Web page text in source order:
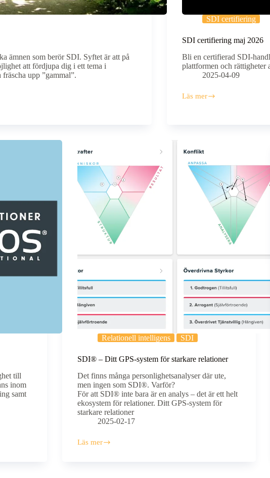
ämnen som berör SDI. Syftet är att på
att fördjupa dig i ett tema i
upp ”gammal”.
SDI certifiering
SDI certifiering maj 2026
Bli en certifierad SDI-
plattformen och rättigheter
2025-04-09
Läs mer
SDI
till
inom
samt
Relationell intelligens SDI
SDI® – Ditt GPS-system för starkare relationer
Det finns många personlighetsanalyser där ute,
men ingen som SDI®. Varför?
För att SDI® inte bara är en analys – det är ett helt
ekosystem för relationer. Ditt GPS-system för
starkare relationer
2025-02-17
Läs mer
SDI®